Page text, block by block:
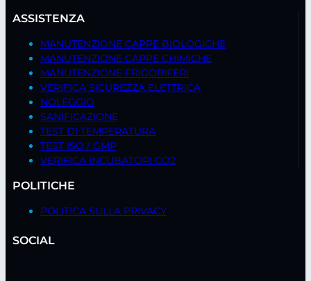
ASSISTENZA
MANUTENZIONE CAPPE BIOLOGICHE
MANUTENZIONE CAPPE CHIMICHE
MANUTENZIONE FRIGORIFERI
VERIFICA SICUREZZA ELETTRICA
NOLEGGIO
SANIFICAZIONE
TEST DI TEMPERATURA
TEST ISO / GMP
VERIFICA INCUBATORI CO2
POLITICHE
POLITICA SULLA PRIVACY
SOCIAL